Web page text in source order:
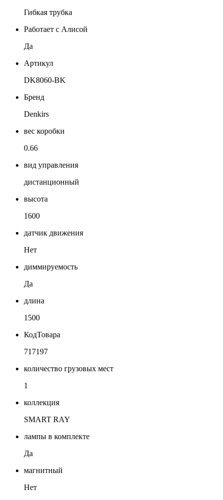
Гибкая трубка
Работает с Алисой
Да
Артикул
DK8060-BK
Бренд
Denkirs
вес коробки
0.66
вид управления
дистанционный
высота
1600
датчик движения
Нет
диммируемость
Да
длина
1500
КодТовара
717197
количество грузовых мест
1
коллекция
SMART RAY
лампы в комплекте
Да
магнитный
Нет